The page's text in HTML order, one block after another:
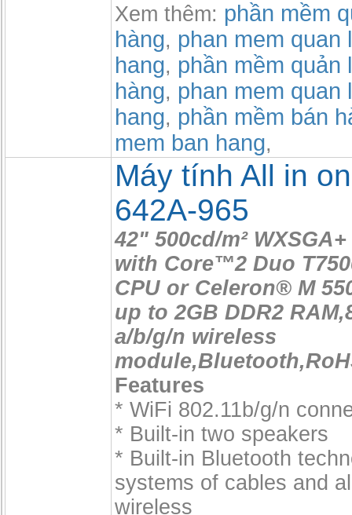
Xem thêm: phần mềm
hàng, phan mem quan
hang, phần mềm quản
hàng, phan mem quan
hang, phần mềm bán
mem ban hang,
Máy tính All in
642A-965
42" 500cd/m²
with Core™2 Duo
CPU or Celeron® M
up to 2GB DDR2
a/b/g/n wireless
Features
* WiFi 802.11b/g/n
* Built-in two speakers
* Built-in Bluetooth
systems of cables and
wireless